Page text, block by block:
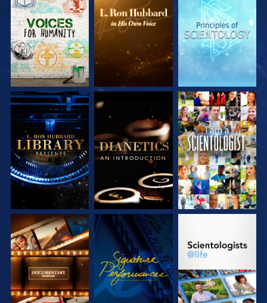
SERIE
ENTDECKEN
SERIE
ENTDECKEN
SERIE
ENTDECKEN
SERIE
ENTDECKEN
ENTDECKEN
ANSEHEN
SERIE
ENTDECKEN
ANSEHEN
SERIE